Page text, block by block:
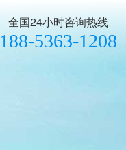
全国24小时咨询热线
188-5363-1208